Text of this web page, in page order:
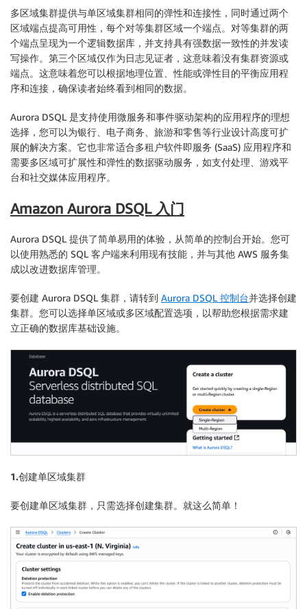
多区域集群提供与单区域集群相同的弹性和连接性，同时通过两个
区域端点提高可用性，每个对等集群区域一个端点。对等集群的两
个端点呈现为一个逻辑数据库，并支持具有强数据一致性的并发读
写操作。第三个区域仅作为日志见证者，这意味着没有集群资源或
端点。这意味着您可以根据地理位置、性能或弹性目的平衡应用程
序和连接，确保读者始终看到相同的数据。
Aurora DSQL 是支持使用微服务和事件驱动架构的应用程序的理想
选择，您可以为银行、电子商务、旅游和零售等行业设计高度可扩
展的解决方案。它也非常适合多租户软件即服务 (SaaS) 应用程序和
需要多区域可扩展性和弹性的数据驱动服务，如支付处理、游戏平
台和社交媒体应用程序。
Amazon Aurora DSQL 入门
Aurora DSQL 提供了简单易用的体验，从简单的控制台开始。您可
以使用熟悉的 SQL 客户端来利用现有技能，并与其他 AWS 服务集
成以改进数据库管理。
要创建 Aurora DSQL 集群，请转到 Aurora DSQL 控制台并选择创建
集群。您可以选择单区域或多区域配置选项，以帮助您根据需求建
立正确的数据库基础设施。
1.创建单区域集群
要创建单区域集群，只需选择创建集群。就这么简单！